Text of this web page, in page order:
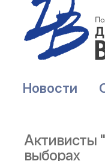
Новости
Активисты
выборах